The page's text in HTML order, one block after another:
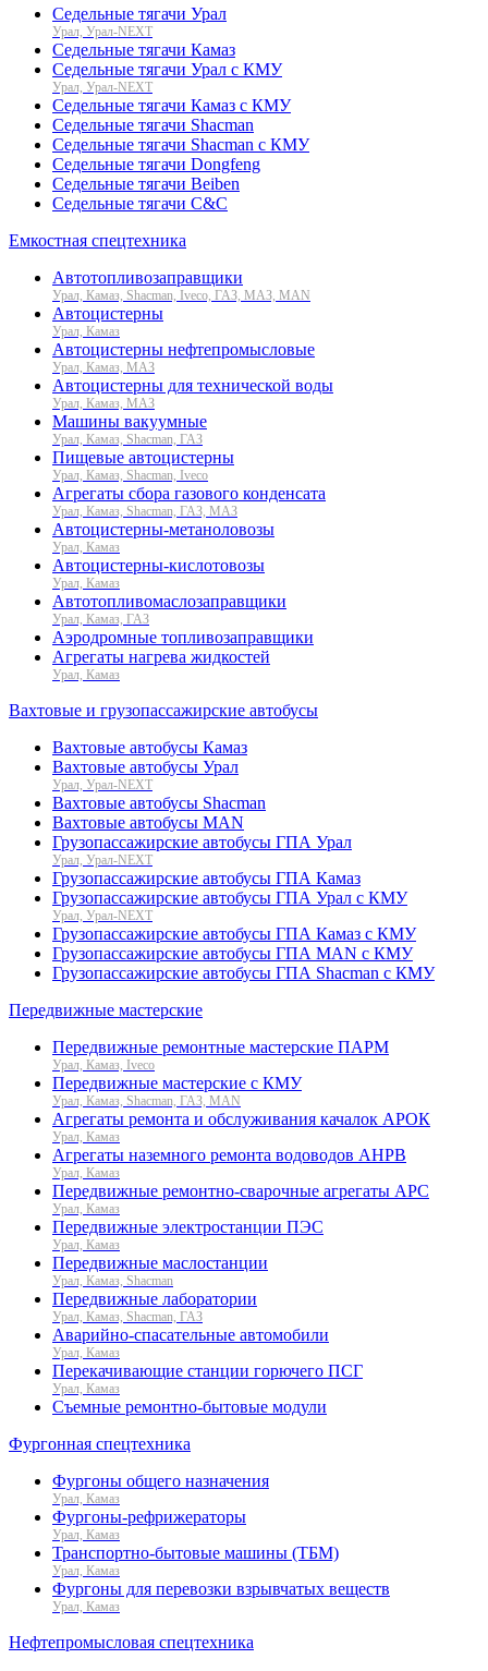
Седельные тягачи Урал
Урал, Урал-NEXT
Седельные тягачи Камаз
Седельные тягачи Урал с КМУ
Урал, Урал-NEXT
Седельные тягачи Камаз с КМУ
Седельные тягачи Shacman
Седельные тягачи Shacman с КМУ
Седельные тягачи Dongfeng
Седельные тягачи Beiben
Седельные тягачи C&C
Емкостная спецтехника
Автотопливозаправщики
Урал, Камаз, Shacman, Iveco, ГАЗ, МАЗ, MAN
Автоцистерны
Урал, Камаз
Автоцистерны нефтепромысловые
Урал, Камаз, МАЗ
Автоцистерны для технической воды
Урал, Камаз, МАЗ
Машины вакуумные
Урал, Камаз, Shacman, ГАЗ
Пищевые автоцистерны
Урал, Камаз, Shacman, Iveco
Агрегаты сбора газового конденсата
Урал, Камаз, Shacman, ГАЗ, МАЗ
Автоцистерны-метаноловозы
Урал, Камаз
Автоцистерны-кислотовозы
Урал, Камаз
Автотопливомаслозаправщики
Урал, Камаз, ГАЗ
Аэродромные топливозаправщики
Агрегаты нагрева жидкостей
Урал, Камаз
Вахтовые и грузопассажирские автобусы
Вахтовые автобусы Камаз
Вахтовые автобусы Урал
Урал, Урал-NEXT
Вахтовые автобусы Shacman
Вахтовые автобусы MAN
Грузопассажирские автобусы ГПА Урал
Урал, Урал-NEXT
Грузопассажирские автобусы ГПА Камаз
Грузопассажирские автобусы ГПА Урал с КМУ
Урал, Урал-NEXT
Грузопассажирские автобусы ГПА Камаз с КМУ
Грузопассажирские автобусы ГПА MAN с КМУ
Грузопассажирские автобусы ГПА Shacman с КМУ
Передвижные мастерские
Передвижные ремонтные мастерские ПАРМ
Урал, Камаз, Iveco
Передвижные мастерские с КМУ
Урал, Камаз, Shacman, ГАЗ, MAN
Агрегаты ремонта и обслуживания качалок АРОК
Урал, Камаз
Агрегаты наземного ремонта водоводов АНРВ
Урал, Камаз
Передвижные ремонтно-сварочные агрегаты АРС
Урал, Камаз
Передвижные электростанции ПЭС
Урал, Камаз
Передвижные маслостанции
Урал, Камаз, Shacman
Передвижные лаборатории
Урал, Камаз, Shacman, ГАЗ
Аварийно-спасательные автомобили
Урал, Камаз
Перекачивающие станции горючего ПСГ
Урал, Камаз
Съемные ремонтно-бытовые модули
Фургонная спецтехника
Фургоны общего назначения
Урал, Камаз
Фургоны-рефрижераторы
Урал, Камаз
Транспортно-бытовые машины (ТБМ)
Урал, Камаз
Фургоны для перевозки взрывчатых веществ
Урал, Камаз
Нефтепромысловая спецтехника